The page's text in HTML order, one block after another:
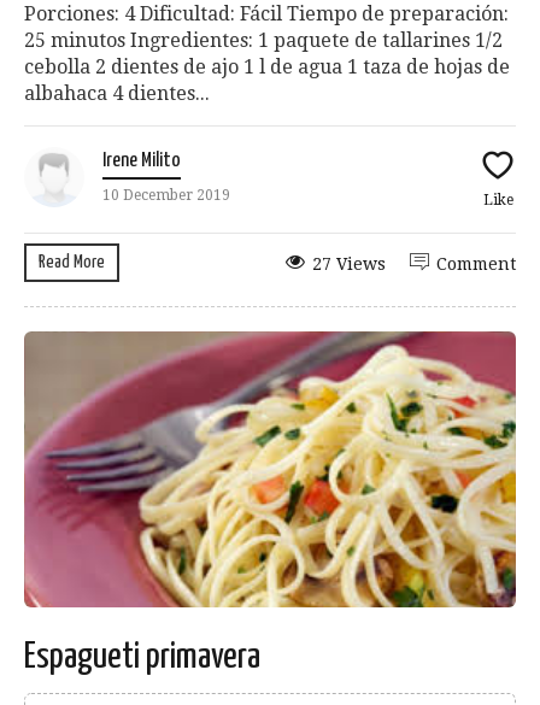
Porciones: 4 Dificultad: Fácil Tiempo de preparación:
25 minutos Ingredientes: 1 paquete de tallarines 1/2
cebolla 2 dientes de ajo 1 l de agua 1 taza de hojas de
albahaca 4 dientes...
Irene Milito
10 December 2019 Like
Read More Comment
27 Views
Espagueti primavera